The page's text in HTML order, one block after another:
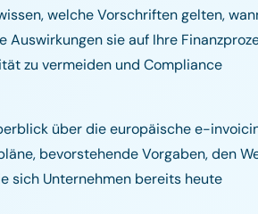
welche Vorschriften gelten,
sie auf Ihre
zu vermeiden und Compliance
über die europäische e-
bevorstehende Vorgaben, den
sich Unternehmen bereits heute